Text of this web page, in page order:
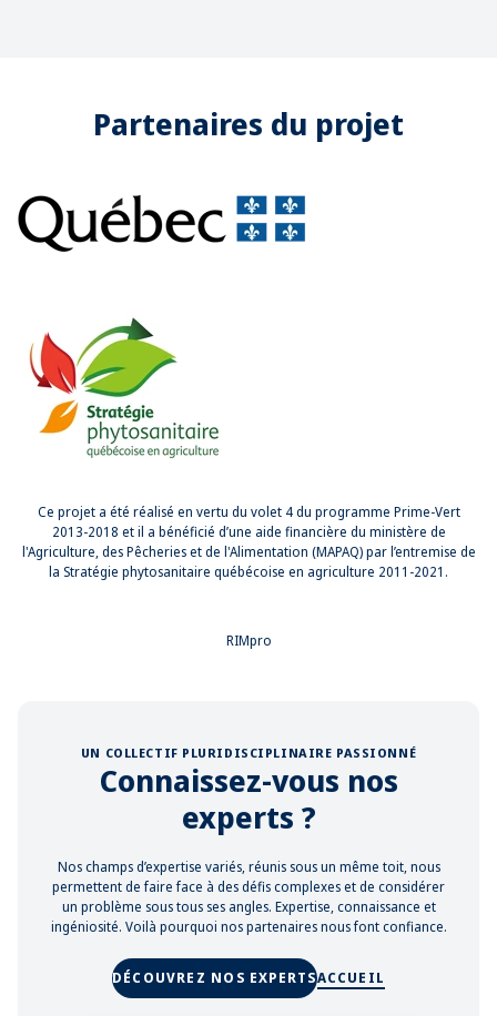
Partenaires du projet
Ce projet a été réalisé en vertu du volet 4 du programme Prime-Vert
2013-2018 et il a bénéficié d’une aide financière du ministère de
l'Agriculture, des Pêcheries et de l'Alimentation (MAPAQ) par l’entremise de
la Stratégie phytosanitaire québécoise en agriculture 2011-2021.
RIMpro
UN COLLECTIF PLURIDISCIPLINAIRE PASSIONNÉ
Connaissez-vous nos
experts ?
Nos champs d’expertise variés, réunis sous un même toit, nous
permettent de faire face à des défis complexes et de considérer
un problème sous tous ses angles. Expertise, connaissance et
ingéniosité. Voilà pourquoi nos partenaires nous font confiance.
DÉCOUVREZ NOS EXPERTSACCUEIL